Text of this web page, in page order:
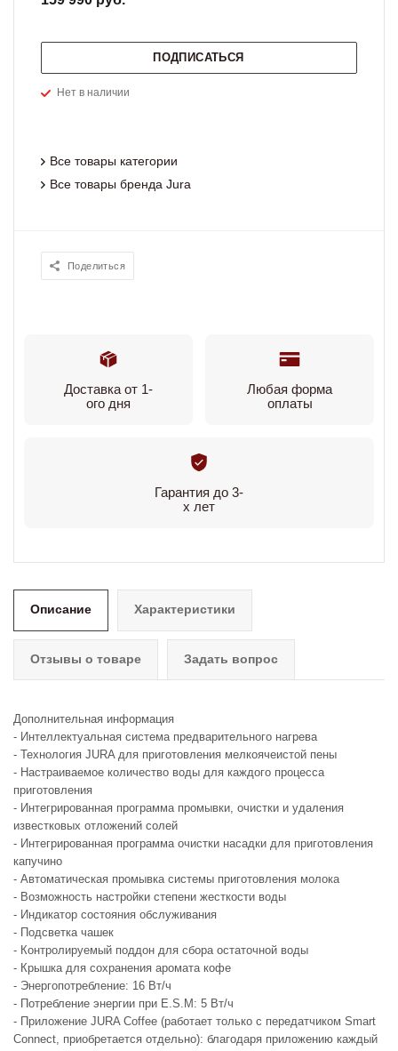
ПОДПИСАТЬСЯ
Нет в наличии
Все товары категории
Все товары бренда Jura
Поделиться
Доставка от 1-
ого дня
Любая форма
оплаты
Гарантия до 3-
х лет
Описание Характеристики
Отзывы о товаре Задать вопрос
Дополнительная информация
- Интеллектуальная система предварительного нагрева
- Технология JURA для приготовления мелкоячеистой пены
- Настраиваемое количество воды для каждого процесса
приготовления
- Интегрированная программа промывки, очистки и удаления
известковых отложений солей
- Интегрированная программа очистки насадки для приготовления
капучино
- Автоматическая промывка системы приготовления молока
- Возможность настройки степени жесткости воды
- Индикатор состояния обслуживания
- Подсветка чашек
- Контролируемый поддон для сбора остаточной воды
- Крышка для сохранения аромата кофе
- Энергопотребление: 16 Вт/ч
- Потребление энергии при E.S.M: 5 Вт/ч
- Приложение JURA Coffee (работает только с передатчиком Smart
Connect, приобретается отдельно): благодаря приложению каждый